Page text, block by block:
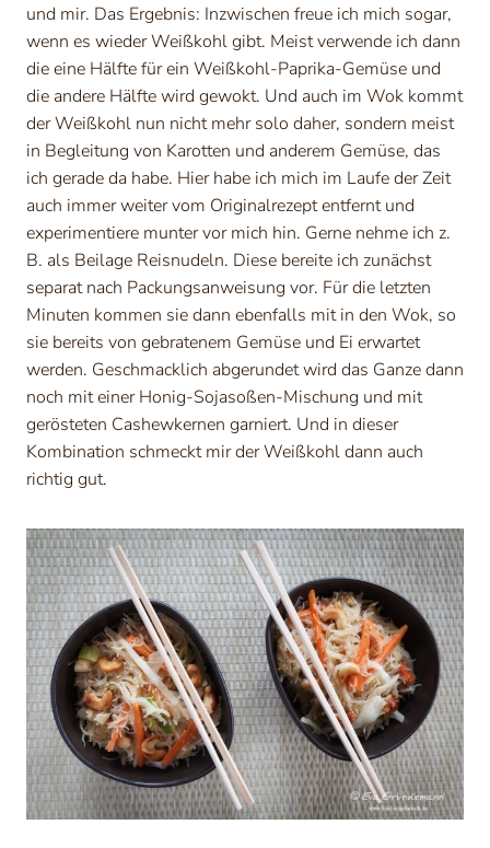
und mir. Das Ergebnis: Inzwischen freue ich mich sogar,
wenn es wieder Weißkohl gibt. Meist verwende ich dann
die eine Hälfte für ein Weißkohl-Paprika-Gemüse und
die andere Hälfte wird gewokt. Und auch im Wok kommt
der Weißkohl nun nicht mehr solo daher, sondern meist
in Begleitung von Karotten und anderem Gemüse, das
ich gerade da habe. Hier habe ich mich im Laufe der Zeit
auch immer weiter vom Originalrezept entfernt und
experimentiere munter vor mich hin. Gerne nehme ich z.
B. als Beilage Reisnudeln. Diese bereite ich zunächst
separat nach Packungsanweisung vor. Für die letzten
Minuten kommen sie dann ebenfalls mit in den Wok, so
sie bereits von gebratenem Gemüse und Ei erwartet
werden. Geschmacklich abgerundet wird das Ganze dann
noch mit einer Honig-Sojasoßen-Mischung und mit
gerösteten Cashewkernen garniert. Und in dieser
Kombination schmeckt mir der Weißkohl dann auch
richtig gut.